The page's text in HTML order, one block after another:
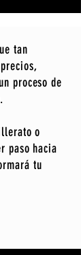
tan
proceso de
o
paso hacia
tu